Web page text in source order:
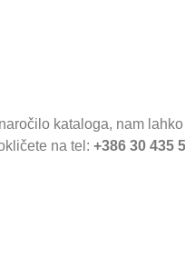
kataloga, nam
na tel: +386 30 435